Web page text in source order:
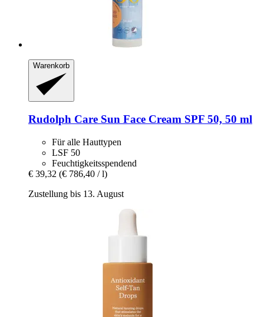
Warenkorb
Rudolph Care Sun Face Cream SPF 50, 50 ml
Für alle Hauttypen
LSF 50
Feuchtigkeitsspendend
€ 39,32 (€ 786,40 / l)
Zustellung bis 13. August